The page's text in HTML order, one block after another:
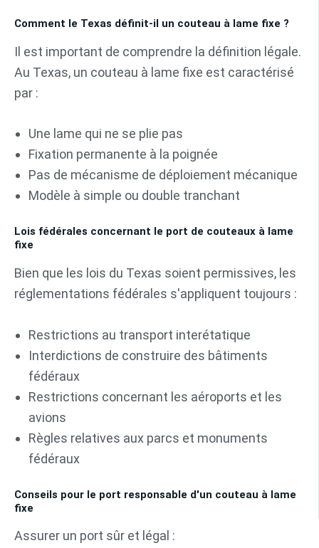
Comment le Texas définit-il un couteau à lame fixe ?
Il est important de comprendre la définition légale.
Au Texas, un couteau à lame fixe est caractérisé
par :
Une lame qui ne se plie pas
Fixation permanente à la poignée
Pas de mécanisme de déploiement mécanique
Modèle à simple ou double tranchant
Lois fédérales concernant le port de couteaux à lame
fixe
Bien que les lois du Texas soient permissives, les
réglementations fédérales s'appliquent toujours :
Restrictions au transport interétatique
Interdictions de construire des bâtiments
fédéraux
Restrictions concernant les aéroports et les
avions
Règles relatives aux parcs et monuments
fédéraux
Conseils pour le port responsable d'un couteau à lame
fixe
Assurer un port sûr et légal :